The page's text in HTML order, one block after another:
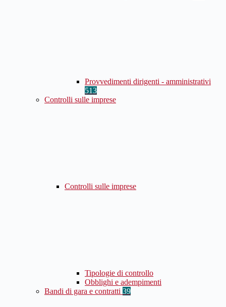
Provvedimenti dirigenti - amministrativi
513
Controlli sulle imprese
Controlli sulle imprese
Tipologie di controllo
Obblighi e adempimenti
Bandi di gara e contratti 39